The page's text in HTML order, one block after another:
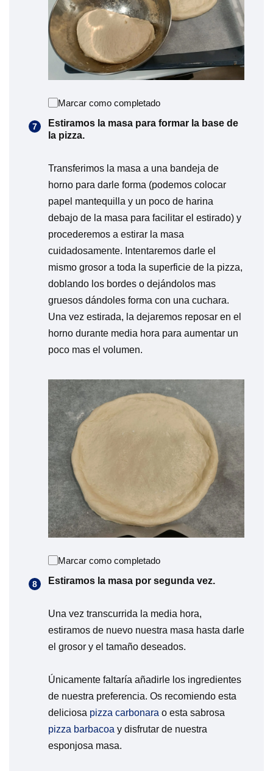
Marcar como completado
Estiramos la masa para formar la base de
la pizza.
Transferimos la masa a una bandeja de
horno para darle forma (podemos colocar
papel mantequilla y un poco de harina
debajo de la masa para facilitar el estirado) y
procederemos a estirar la masa
cuidadosamente. Intentaremos darle el
mismo grosor a toda la superficie de la pizza,
doblando los bordes o dejándolos mas
gruesos dándoles forma con una cuchara.
Una vez estirada, la dejaremos reposar en el
horno durante media hora para aumentar un
poco mas el volumen.
Marcar como completado
Estiramos la masa por segunda vez.
Una vez transcurrida la media hora,
estiramos de nuevo nuestra masa hasta darle
el grosor y el tamaño deseados.
Únicamente faltaría añadirle los ingredientes
de nuestra preferencia. Os recomiendo esta
deliciosa pizza carbonara o esta sabrosa
pizza barbacoa y disfrutar de nuestra
esponjosa masa.